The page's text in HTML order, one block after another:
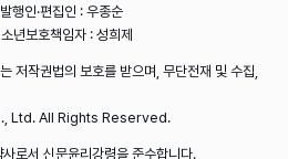
행인·편집인 : 우종순
년보호책임자 : 성희제
저작권법의 보호를 받으며, 무단전재 및 수집,
Ltd. All Rights Reserved.
로서 신문윤리강령을 준수합니다.